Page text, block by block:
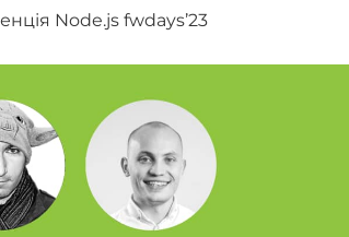
Node.js fwdays’23